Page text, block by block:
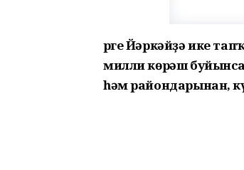
Үрге Йәркәйҙә ике
милли көрәш
һәм райондарынан,